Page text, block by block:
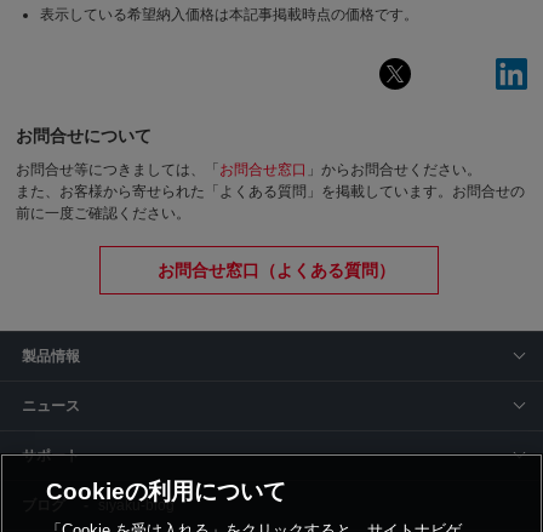
表示している希望納入価格は本記事掲載時点の価格です。
お問合せについて
お問合せ等につきましては、「 お問合せ窓口 」からお問合せください。
また、お客様から寄せられた「よくある質問」を掲載しています。お問合せの
前に一度ご確認ください。
お問合せ窓口（よくある質問）
製品情報
ニュース
サポート
siyaku-blog
Cookieの利用について